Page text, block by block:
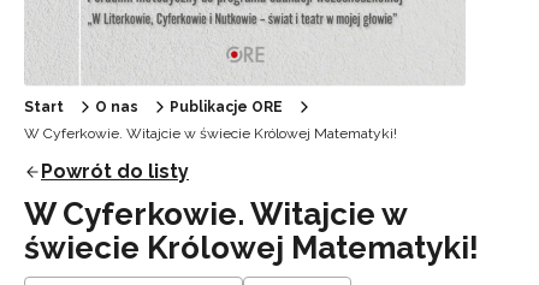
Start O nas
Publikacje ORE
W Cyferkowie. Witajcie w świecie Królowej Matematyki!
Powrót do listy
W Cyferkowie. Witajcie w
świecie Królowej Matematyki!